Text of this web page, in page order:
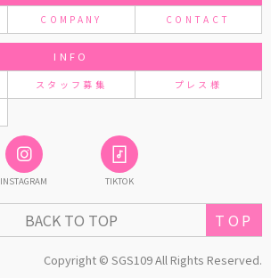
COMPANY CONTACT
INFO
スタッフ募集 プレス様
INSTAGRAM TIKTOK
BACK TO TOP
Copyright © SGS109 All Rights Reserved.
TOP